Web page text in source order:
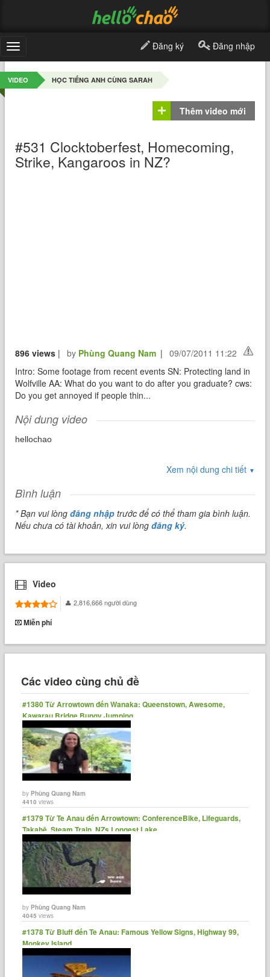
Toggle
navigation
Đăng ký Đăng nhập
VIDEO HỌC TIẾNG ANH CÙNG SARAH
Thêm video mới
#531 Clocktoberfest, Homecoming,
Strike, Kangaroos in NZ?
896 views | by Phùng Quang Nam |
09/07/2011 11:22
Intro: Some footage from recent events SN: Protecting land in
Wolfville AA: What do you want to do after you graduate? cws:
Do you get annoyed if people thin...
Nội dung video
hellochao
Xem nội dung chi tiết ▼
Bình luận
* Bạn vui lòngđăng nhập trước để có thể tham gia bình luận.
Nếu chưa có tài khoản, xin vui lòngđăng ký.
Video
2,816,666 người dùng
Miễn phí
Các video cùng chủ đề
#1380 Từ Arrowtown đến Wanaka: Queenstown, Awesome,
Kawarau Bridge Bungy Jumping
byPhùng Quang Nam
4410 views
#1379 Từ Te Anau đến Arrowtown: ConferenceBike, Lifeguards,
Takahē, Steam Train, NZs Longest Lake
byPhùng Quang Nam
4045 views
#1378 Từ Bluff đến Te Anau: Famous Yellow Signs, Highway 99,
Monkey Island